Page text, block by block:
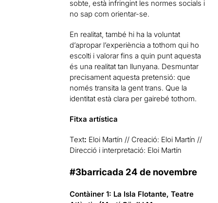
sobte, està infringint les normes socials i
no sap com orientar-se.
En realitat, també hi ha la voluntat
d’apropar l’experiència a tothom qui ho
escolti i valorar fins a quin punt aquesta
és una realitat tan llunyana. Desmuntar
precisament aquesta pretensió: que
només transita la gent trans. Que la
identitat està clara per gairebé tothom.
Fitxa artística
Text: Eloi Martín // Creació: Eloi Martín //
Direcció i interpretació: Eloi Martín
#3barricada 24 de novembre
Contàiner 1: La Isla Flotante, Teatre